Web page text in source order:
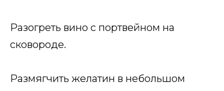
Разогреть вино с портвейном на
сковороде.
Размягчить желатин в небольшом